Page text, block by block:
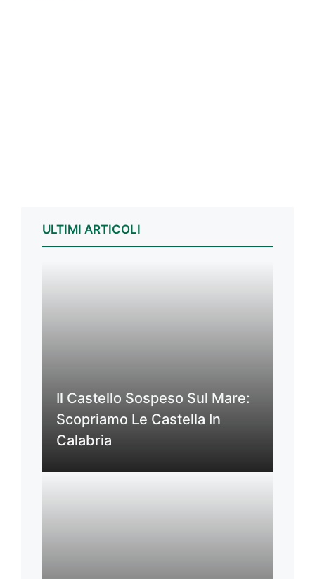
ULTIMI ARTICOLI
Il Castello Sospeso Sul Mare:
Scopriamo Le Castella In
Calabria